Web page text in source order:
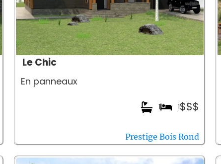
Le Chic
En panneaux
$$$
1
1
Prestige Bois Rond